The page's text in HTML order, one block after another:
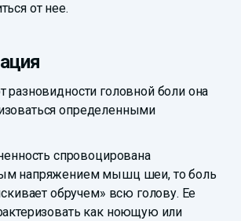
от нее.
разновидности головной боли она
определенными
спровоцирована
напряжением мышц шеи, то боль
обручем» всю голову. Ее
как ноющую или